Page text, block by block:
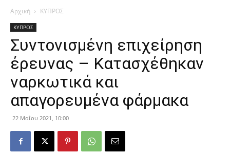
Αρχική ΚΥΠΡΟΣ
ΚΥΠΡΟΣ
Συντονισμένη επιχείρηση
έρευνας – Κατασχέθηκαν
ναρκωτικά και
απαγορευμένα φάρμακα
22 Μαΐου 2021, 10:00